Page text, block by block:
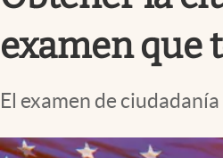
examen que
El examen de